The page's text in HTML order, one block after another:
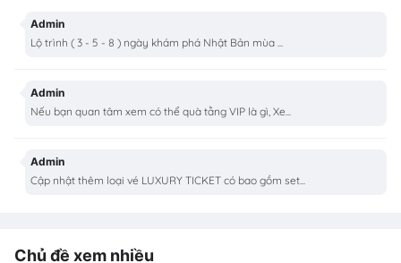
Admin
Lộ trình ( 3 - 5 - 8 ) ngày khám phá Nhật Bản mùa ...
Admin
Nếu bạn quan tâm xem có thể quà tằng VIP là gì, Xe...
Admin
Cập nhật thêm loại vé LUXURY TICKET có bao gồm set...
Chủ đề xem nhiều